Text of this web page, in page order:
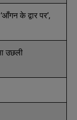
के द्वार पर’,
उछली